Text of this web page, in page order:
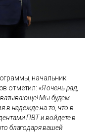
начальник
отметил: «Я очень рад,
Мы будем
в надежде на то, что в
ПВТ и войдете в
благодаря вашей